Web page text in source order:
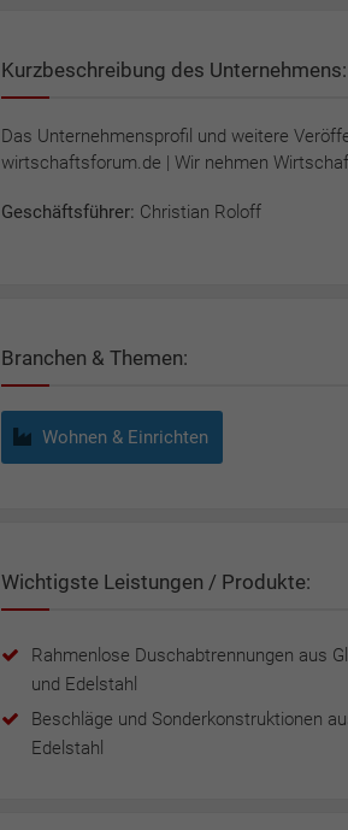
Kurzbeschreibung des Unternehmens:
Das Unternehmensprofil und weitere
wirtschaftsforum.de | Wir nehmen
Geschäftsführer: Christian Roloff
Branchen & Themen:
Wohnen & Einrichten
Wichtigste Leistungen / Produkte:
Rahmenlose Duschabtrennungen aus
und Edelstahl
Beschläge und Sonderkonstruktionen
Edelstahl